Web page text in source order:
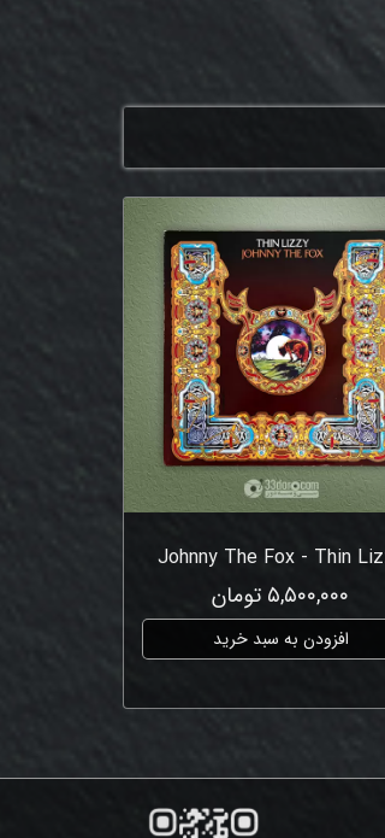
Johnny The Fox - Thin
۵,۵۰۰,۰۰۰ تومان
افزودن به سبد خرید